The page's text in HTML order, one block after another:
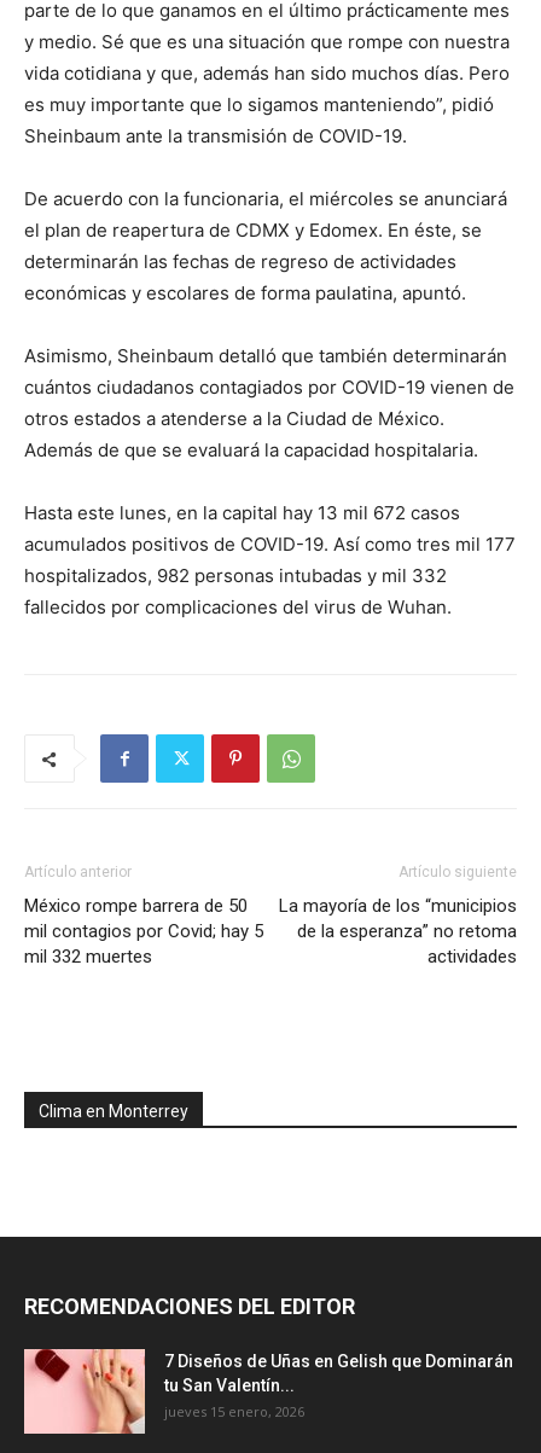
parte de lo que ganamos en el último prácticamente mes
y medio. Sé que es una situación que rompe con nuestra
vida cotidiana y que, además han sido muchos días. Pero
es muy importante que lo sigamos manteniendo”, pidió
Sheinbaum ante la transmisión de COVID-19.
De acuerdo con la funcionaria, el miércoles se anunciará
el plan de reapertura de CDMX y Edomex. En éste, se
determinarán las fechas de regreso de actividades
económicas y escolares de forma paulatina, apuntó.
Asimismo, Sheinbaum detalló que también determinarán
cuántos ciudadanos contagiados por COVID-19 vienen de
otros estados a atenderse a la Ciudad de México.
Además de que se evaluará la capacidad hospitalaria.
Hasta este lunes, en la capital hay 13 mil 672 casos
acumulados positivos de COVID-19. Así como tres mil 177
hospitalizados, 982 personas intubadas y mil 332
fallecidos por complicaciones del virus de Wuhan.
Artículo anterior
México rompe barrera de 50
mil contagios por Covid; hay 5
mil 332 muertes
Artículo siguiente
La mayoría de los “municipios
de la esperanza” no retoma
actividades
Clima en Monterrey
RECOMENDACIONES DEL EDITOR
7 Diseños de Uñas en Gelish que Dominarán
tu San Valentín...
jueves 15 enero, 2026